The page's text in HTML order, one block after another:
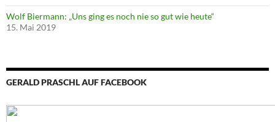
Wolf Biermann: „Uns ging es noch nie so gut wie heute“
15. Mai 2019
GERALD PRASCHL AUF FACEBOOK